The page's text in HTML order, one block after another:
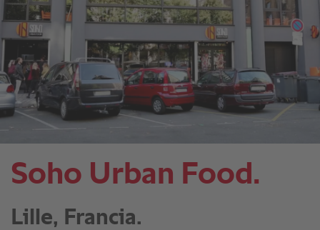
Soho Urban Food.
Lille, Francia.